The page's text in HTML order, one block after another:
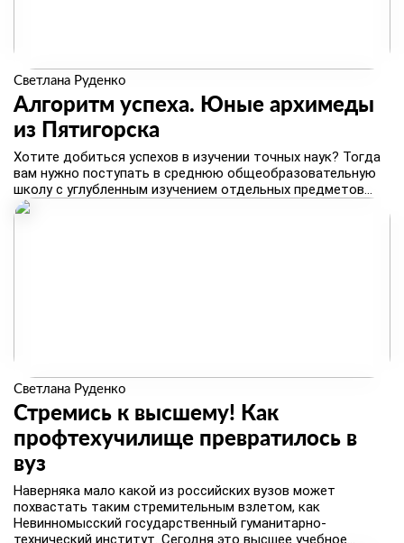
Светлана Руденко
Алгоритм успеха. Юные архимеды
из Пятигорска
​Хотите добиться успехов в изучении точных наук? Тогда
вам нужно поступать в среднюю общеобразовательную
школу с углубленным изучением отдельных предметов...
Светлана Руденко
Стремись к высшему! Как
профтехучилище превратилось в
вуз
​Наверняка мало какой из российских вузов может
похвастать таким стремительным взлетом, как
Невинномысский государственный гуманитарно-
технический институт. Сегодня это высшее учебное...